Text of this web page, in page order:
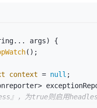
args)
{
();
context = null ;
』，为true则启用